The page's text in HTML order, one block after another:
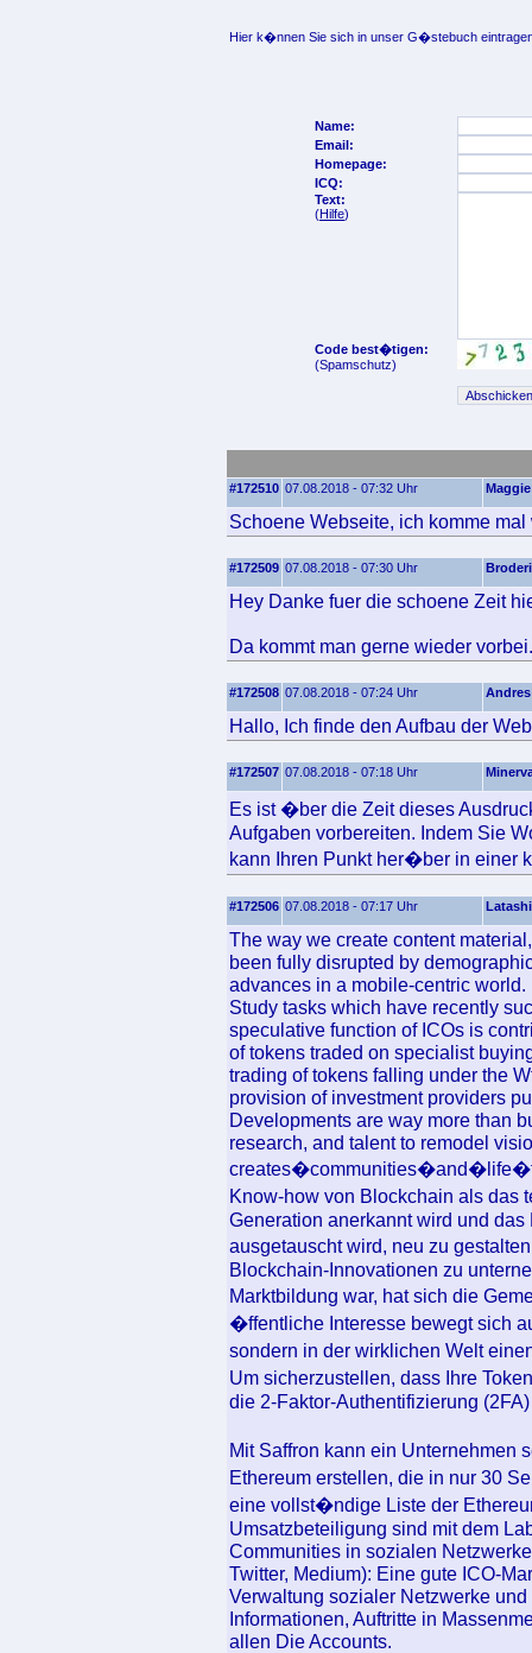
Hier k�nnen Sie sich in unser G�stebuch
Name:
Email:
Homepage:
ICQ:
Text:
(Hilfe)
Code best�tigen:
(Spamschutz)
#172510 07.08.2018 - 07:32 Uhr Maggie
Schoene Webseite, ich komme
#172509 07.08.2018 - 07:30 Uhr
Hey Danke fuer die schoene Zeit
Da kommt man gerne wieder vorbei.
#172508 07.08.2018 - 07:24 Uhr Andres
Hallo, Ich finde den Aufbau der
#172507 07.08.2018 - 07:18 Uhr
Es ist �ber die Zeit dieses
Aufgaben vorbereiten. Indem Sie
kann Ihren Punkt her�ber in einer
#172506 07.08.2018 - 07:17 Uhr
The way we create content
been fully disrupted by
advances in a mobile-centric world.
Study tasks which have recently
speculative function of ICOs is
of tokens traded on specialist
trading of tokens falling under the
provision of investment providers
Developments are way more than
research, and talent to remodel
Know-how von Blockchain als das
Generation anerkannt wird und
ausgetauscht wird, neu zu
Blockchain-Innovationen zu
Marktbildung war, hat sich die
�ffentliche Interesse bewegt sich
sondern in der wirklichen Welt
Um sicherzustellen, dass Ihre
die 2-Faktor-Authentifizierung
Mit Saffron kann ein
Ethereum erstellen, die in nur 30
eine vollst�ndige Liste der
Umsatzbeteiligung sind mit dem
Communities in sozialen
Twitter, Medium): Eine gute ICO-
Verwaltung sozialer Netzwerke
Informationen, Auftritte in
allen Die Accounts.